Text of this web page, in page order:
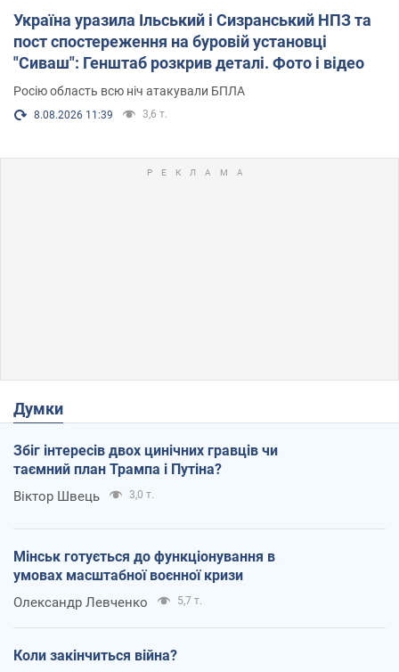
Україна уразила Ільський і Сизранський НПЗ та
пост спостереження на буровій установці
"Сиваш": Генштаб розкрив деталі. Фото і відео
Росію область всю ніч атакували БПЛА
8.08.2026 11:39 3,6 т.
Думки
Збіг інтересів двох цинічних гравців чи
таємний план Трампа і Путіна?
Віктор Швець 3,0 т.
Мінськ готується до функціонування в
умовах масштабної воєнної кризи
Олександр Левченко 5,7 т.
Коли закінчиться війна?